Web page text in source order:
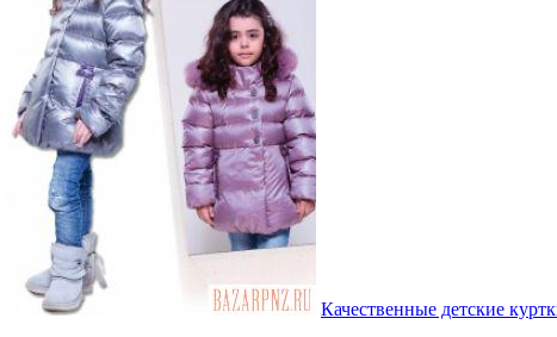
Качественные детские